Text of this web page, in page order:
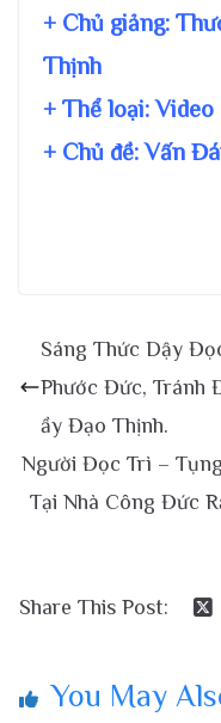
+ Chủ giảng:
Thịnh
+ Thể loại: Video
+ Chủ đề:Vấn
Sáng Thức Dậy
Phước Đức, Tránh
ầy Đạo Thịnh.
Người Đọc Trì –
Tại Nhà Công Đức
Share This Post:
You May